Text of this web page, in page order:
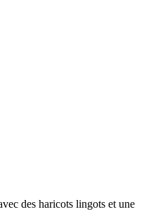
des haricots lingots et une